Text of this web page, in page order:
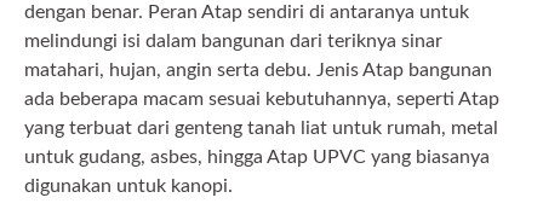
dengan benar. Peran Atap sendiri di antaranya untuk
melindungi isi dalam bangunan dari teriknya sinar
matahari, hujan, angin serta debu. Jenis Atap bangunan
ada beberapa macam sesuai kebutuhannya, seperti Atap
yang terbuat dari genteng tanah liat untuk rumah, metal
untuk gudang, asbes, hingga Atap UPVC yang biasanya
digunakan untuk kanopi.